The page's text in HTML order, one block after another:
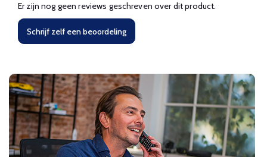
Er zijn nog geen reviews geschreven over dit product.
Schrijf zelf een beoordeling